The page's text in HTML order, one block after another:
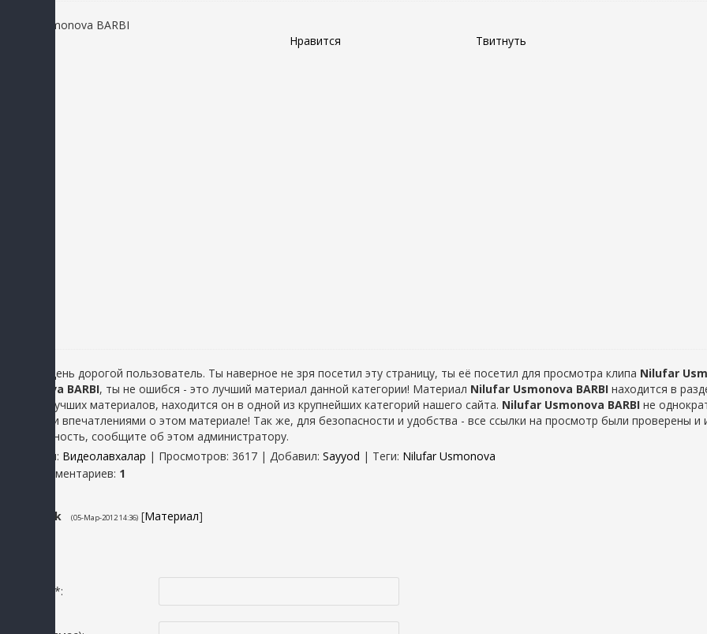
Nilufar Usmonova BARBI
Нравится
Твитнуть
Добрый день дорогой пользователь. Ты наверное не зря посетил эту страницу, ты её посетил для просмотра клипа Nilufar
Usmonova BARBI, ты не ошибся - это лучший материал данной категории! Материал Nilufar Usmonova BARBI находится в
один из лучших материалов, находится он в одной из крупнейших категорий нашего сайта. Nilufar Usmonova BARBI не
хорошими впечатлениями о этом материале! Так же, для безопасности и удобства - все ссылки на просмотр были проверены
неисправность, сообщите об этом администратору.
Категория: Видеолавхалар | Просмотров: 3617 | Добавил: Sayyod | Теги: Nilufar Usmonova
Всего комментариев: 1
jasurbek (05-Мар-2012 14:36) [Материал]
Исмингиз *: